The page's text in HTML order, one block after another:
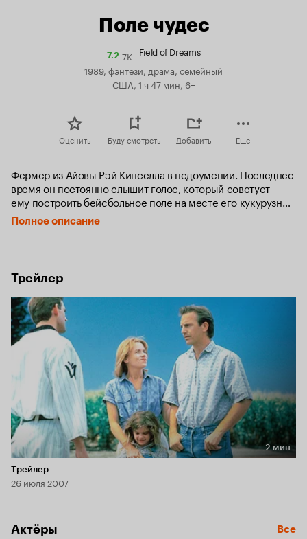
Поле чудес
7.2Рейтинг
7K Field of Dreams
1989, фэнтези, драма, семейный
США, 1 ч 47 мин, 6+
Оценить Буду смотреть Добавить Еще
Фермер из Айовы Рэй Кинселла в недоумении. Последнее
время он постоянно слышит голос, который советует
ему построить бейсбольное поле на месте его кукурузных
угодий. Кому-то, возможно, такое предложение
и показалось бы начисто лишенным смысла, но не Рэю.
много лет назад знаменитый бейсболист Джо Джексон,
а позже и вся призрачная команда Chicago White Sox.
Полное описание
Трейлер
Длительность 2 мин
2 мин
Трейлер
26 июля 2007
Актёры Все